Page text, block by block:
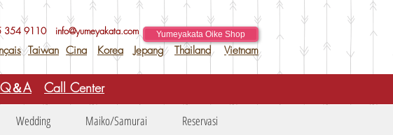
354 9110 info@yumeyakata.com
Taiwan Cina Korea Jepang Thailand Vietnam
Yumeyakata Oike Shop
Q＆A Call Center
Wedding Maiko/Samurai Reservasi